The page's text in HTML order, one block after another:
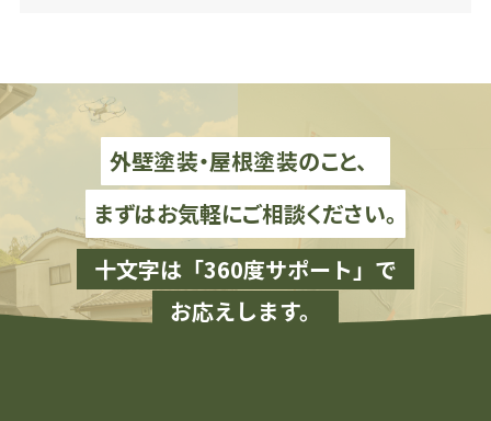
外壁塗装・屋根塗装のこと、
まずはお気軽にご相談ください。
十文字は「360度サポート」で
お応えします。